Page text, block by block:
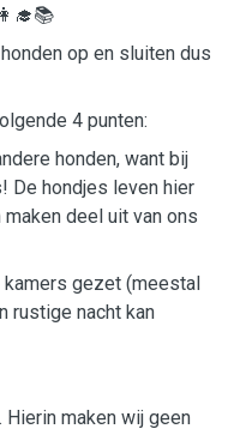
op en sluiten dus
4 punten:
honden, want bij
De hondjes leven hier
deel uit van ons
gezet (meestal
rustige nacht kan
maken wij geen